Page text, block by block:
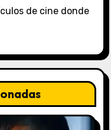
de cine donde